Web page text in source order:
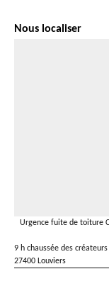
Nous localiser
Urgence fuite de toiture
9 h chaussée des créateurs
27400 Louviers